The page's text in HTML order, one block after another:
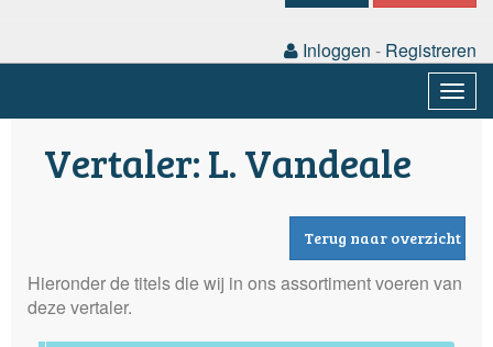
Inloggen - Registreren
Vertaler: L. Vandeale
Terug naar overzicht
Hieronder de titels die wij in ons assortiment voeren van
deze vertaler.